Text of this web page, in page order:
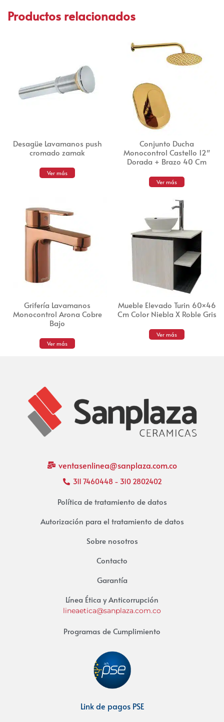
Productos relacionados
Desagüe Lavamanos push
cromado zamak
Ver más
Conjunto Ducha
Monocontrol Castello 12″
Dorada + Brazo 40 Cm
Ver más
Grifería Lavamanos
Monocontrol Arona Cobre
Bajo
Ver más
Mueble Elevado Turin 60×46
Cm Color Niebla X Roble Gris
Ver más
ventasenlinea@sanplaza.com.co
311 7460448 - 310 2802402
Política de tratamiento de datos
Autorización para el tratamiento de datos
Sobre nosotros
Contacto
Garantía
Línea Ética y Anticorrupción
lineaetica@sanplaza.com.co
Programas de Cumplimiento
Link de pagos PSE